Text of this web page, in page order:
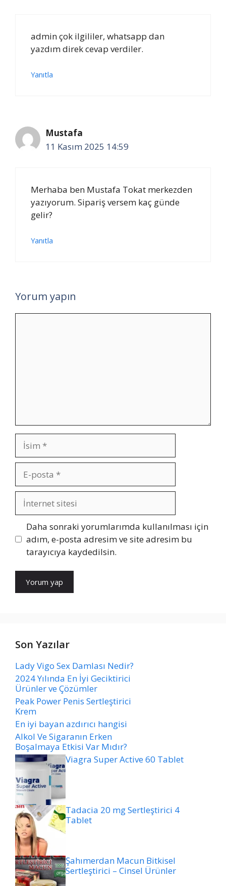
admin çok ilgililer, whatsapp dan
yazdım direk cevap verdiler.
Yanıtla
Mustafa
11 Kasım 2025 14:59
Merhaba ben Mustafa Tokat merkezden
yazıyorum. Sipariş versem kaç günde
gelir?
Yanıtla
Yorum yapın
İsim
posta
İnternet
sitesi
Daha sonraki yorumlarımda kullanılması için
adım, e-posta adresim ve site adresim bu
tarayıcıya kaydedilsin.
Son Yazılar
Lady Vigo Sex Damlası Nedir?
2024 Yılında En İyi Geciktirici
Ürünler ve Çözümler
Peak Power Penis Sertleştirici
Krem
En iyi bayan azdırıcı hangisi
Alkol Ve Sigaranın Erken
Boşalmaya Etkisi Var Mıdır?
Viagra Super Active 60 Tablet
Tadacia 20 mg Sertleştirici 4
Tablet
Şahımerdan Macun Bitkisel
Sertleştirici – Cinsel Ürünler